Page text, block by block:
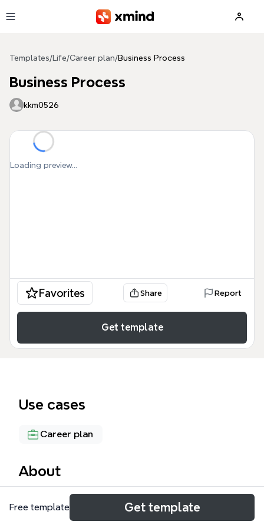
Templates/ Life/Career plan/Business Process
Business Process
kkm0526
Loading preview...
Favorites Share Report
Get template
Use cases
Career plan
About
비즈니스 프로세스 마인드맵 템플릿은 영업, 교육, 고객
관리 등 7개 주요 영역을 94개 노드로 체계화한 실무
Free template Get template